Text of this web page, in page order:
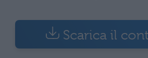
Scarica il